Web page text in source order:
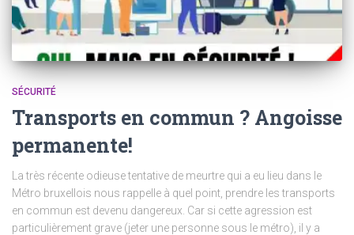
SÉCURITÉ
Transports en commun ? Angoisse
permanente!
La très récente odieuse tentative de meurtre qui a eu lieu dans le
Métro bruxellois nous rappelle à quel point, prendre les transports
en commun est devenu dangereux. Car si cette agression est
particulièrement grave (jeter une personne sous le métro), il y a